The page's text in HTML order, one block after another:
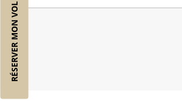
RÉSERVER MON VOL